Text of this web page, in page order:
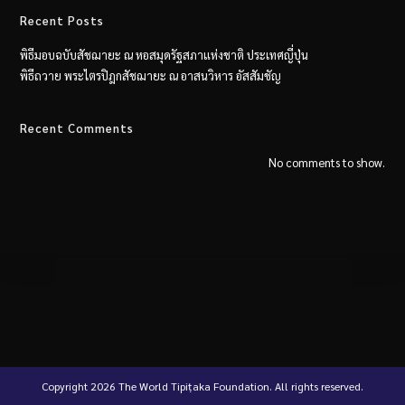
Recent Posts
พิธีมอบฉบับสัชฌายะ ณ​ หอสมุดรัฐสภาแห่งชาติ ประเทศญี่ปุ่น
พิธีถวาย พระไตรปิฎกสัชฌายะ ณ อาสนวิหาร อัสสัมชัญ
Recent Comments
No comments to show.
Copyright 2026 The World Tipiṭaka Foundation. All rights reserved.